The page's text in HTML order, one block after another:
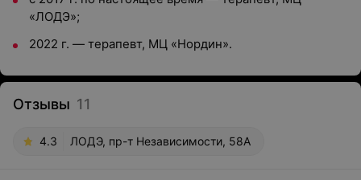
«ЛОДЭ»;
2022 г. — терапевт, МЦ «Нордин».
Отзывы 11
4.3 ЛОДЭ, пр-т Независимости, 58А